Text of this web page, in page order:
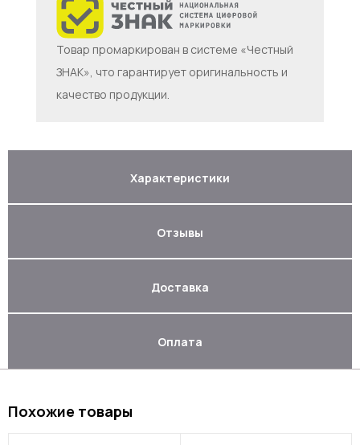
Товар промаркирован в системе «Честный
ЗНАК», что гарантирует оригинальность и
качество продукции.
Характеристики
Отзывы
Доставка
Оплата
Похожие товары